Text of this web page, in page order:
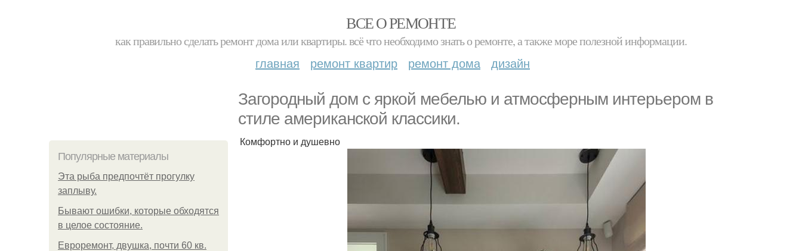
ВСЕ О РЕМОНТЕ
как правильно сделать ремонт дома или квартиры. всё что необходимо знать о ремонте, а также море полезной информации.
главная ремонт квартир ремонт дома дизайн
Загородный дом с яркой мебелью и атмосферным интерьером в
стиле американской классики.
Популярные материалы
Эта рыба предпочтёт прогулку
заплыву.
Бывают ошибки, которые обходятся
в целое состояние.
Евроремонт, двушка, почти 60 кв.
Комфортно и душевно